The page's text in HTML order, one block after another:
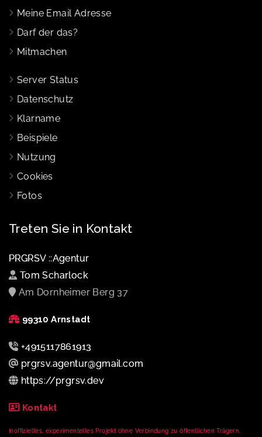
Meine Email Adresse
Darf der das?
Mitmachen
Server Status
Datenschutz
Klarname
Beispiele
Nutzung
Cookies
Fotos
Treten Sie in Kontakt
PRGRSV ::Agentur
Tom Scharlock
Am Dornheimer Berg 37
99310 Arnstadt
+4915117861913
prgrsv.agentur@gmail.com
https://prgrsv.dev
Kontakt
Inoffizielles, experimentelles Projekt ohne Verbindung zu öffentlichen Trägern.